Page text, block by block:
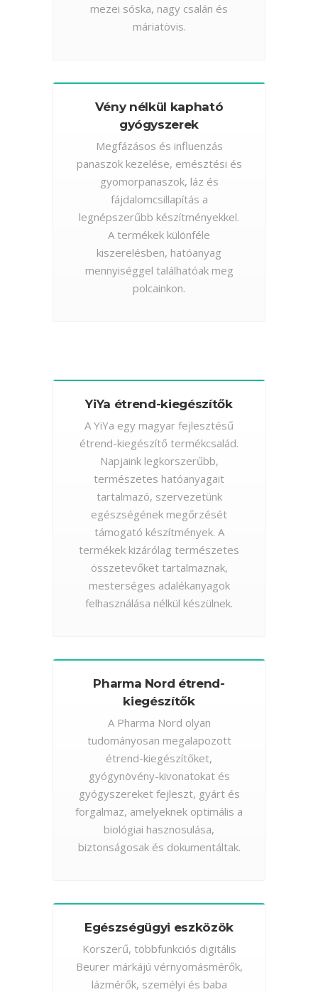
mezei sóska, nagy csalán és
máriatövis.
Vény nélkül kapható
gyógyszerek
Megfázásos és influenzás
panaszok kezelése, emésztési és
gyomorpanaszok, láz és
fájdalomcsillapítás a
legnépszerűbb készítményekkel.
A termékek különféle
kiszerelésben, hatóanyag
mennyiséggel találhatóak meg
polcainkon.
YiYa étrend-kiegészítők
A YiYa egy magyar fejlesztésű
étrend-kiegészítő termékcsalád.
Napjaink legkorszerűbb,
természetes hatóanyagait
tartalmazó, szervezetünk
egészségének megőrzését
támogató készítmények. A
termékek kizárólag természetes
összetevőket tartalmaznak,
mesterséges adalékanyagok
felhasználása nélkül készülnek.
Pharma Nord étrend-
kiegészítők
A Pharma Nord olyan
tudományosan megalapozott
étrend-kiegészítőket,
gyógynövény-kivonatokat és
gyógyszereket fejleszt, gyárt és
forgalmaz, amelyeknek optimális a
biológiai hasznosulása,
biztonságosak és dokumentáltak.
Egészségügyi eszközök
Korszerű, többfunkciós digitális
Beurer márkájú vérnyomásmérők,
lázmérők, személyi és baba